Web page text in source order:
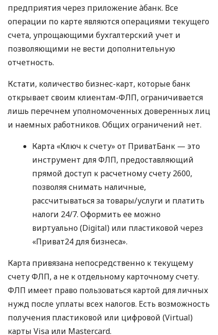
предприятия через приложение àбанк. Все
операции по карте являются операциями текущего
счета, упрощающими бухгалтерский учет и
позволяющими не вести дополнительную
отчетность.
Кстати, количество бизнес-карт, которые банк
открывает своим клиентам-ФЛП, ограничивается
лишь перечнем уполномоченных доверенных лиц
и наемных работников. Общих ограничений нет.
Карта «Ключ к счету» от ПриватБанк — это
инструмент для ФЛП, предоставляющий
прямой доступ к расчетному счету 2600,
позволяя снимать наличные,
рассчитываться за товары/услуги и платить
налоги 24/7. Оформить ее можно
виртуально (Digital) или пластиковой через
«Приват24 для бизнеса».
Карта привязана непосредственно к текущему
счету ФЛП, а не к отдельному карточному счету.
ФЛП имеет право пользоваться картой для личных
нужд после уплаты всех налогов. Есть возможность
получения пластиковой или цифровой (Virtual)
карты Visa или Mastercard.